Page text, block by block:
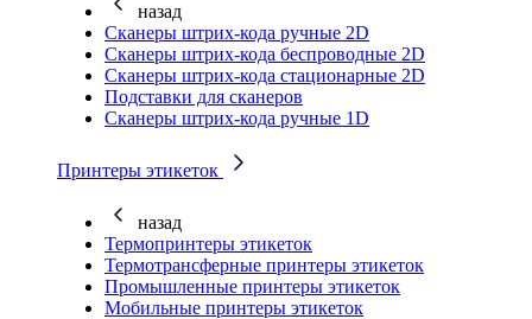
назад
Сканеры штрих-кода ручные 2D
Сканеры штрих-кода беспроводные 2D
Cканеры штрих-кода стационарные 2D
Подставки для сканеров
Сканеры штрих-кода ручные 1D
Принтеры этикеток
назад
Термопринтеры этикеток
Термотрансферные принтеры этикеток
Промышленные принтеры этикеток
Мобильные принтеры этикеток